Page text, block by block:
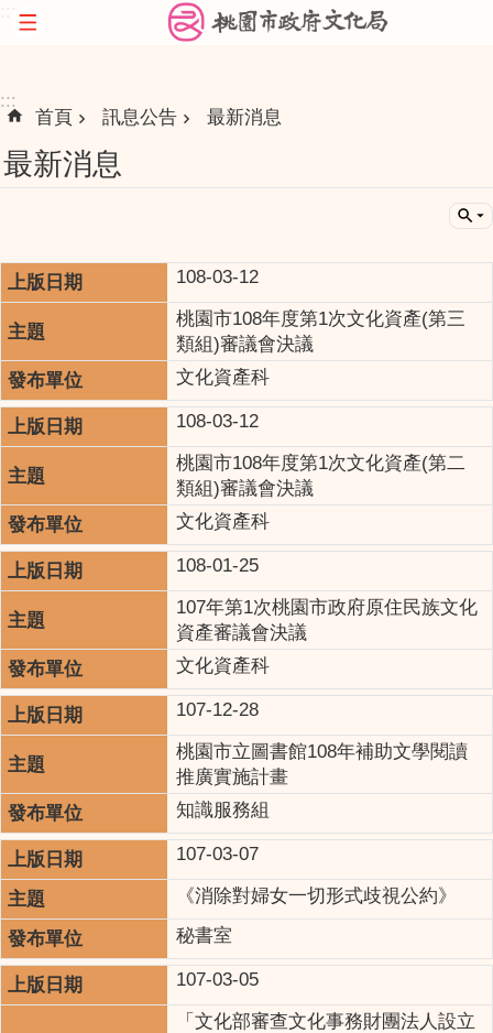
跳到主要內容區塊
:::
首頁 訊息公告 最新消息
最新消息
108-03-12
桃園市108年度第1次文化資產(第三
類組)審議會決議
文化資產科
108-03-12
桃園市108年度第1次文化資產(第二
類組)審議會決議
文化資產科
108-01-25
107年第1次桃園市政府原住民族文化
資產審議會決議
文化資產科
107-12-28
桃園市立圖書館108年補助文學閱讀
推廣實施計畫
知識服務組
107-03-07
《消除對婦女一切形式歧視公約》
秘書室
107-03-05
「文化部審查文化事務財團法人設立